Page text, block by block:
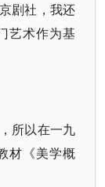
剧社，我还
艺术作为基
所以在一九
材《美学概